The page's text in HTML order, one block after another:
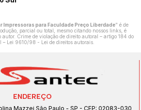
Impressoras para Faculdade Preço Liberdade" é de
parcial ou total, mesmo citando nossos links, é
Crime de violação de direito autoral – artigo 184 do
– Lei 9610/98 - Lei de direitos autorais.
ENDEREÇO
Mazzei São Paulo - SP - CEP: 02083-030